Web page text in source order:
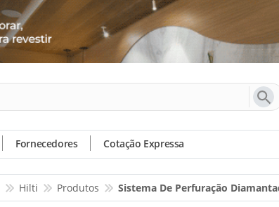
Fornecedores Cotação Expressa
Hilti Produtos Sistema De Perfuração